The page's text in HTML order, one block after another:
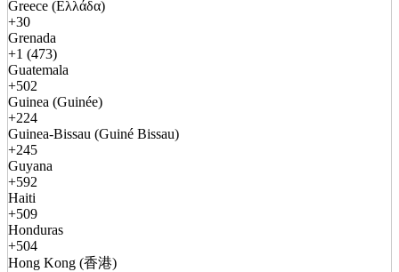
Greece (Ελλάδα)
+30
Grenada
+1 (473)
Guatemala
+502
Guinea (Guinée)
+224
Guinea-Bissau (Guiné Bissau)
+245
Guyana
+592
Haiti
+509
Honduras
+504
Hong Kong (香港)